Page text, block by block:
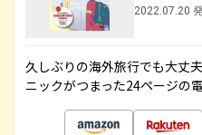
2022.07.20
久しぶりの海外旅行でも大丈
ニックがつまった24ページの